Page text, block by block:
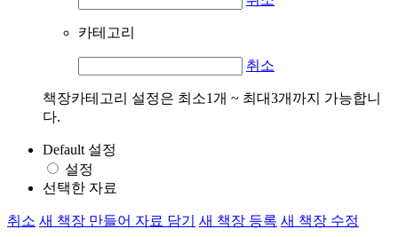
카테고리
취소
책장카테고리 설정은 최소1개 ~ 최대3개까지 가능합니
다.
Default 설정
설정
선택한 자료
취소 새 책장 만들어 자료 담기 새 책장 등록 새 책장 수정